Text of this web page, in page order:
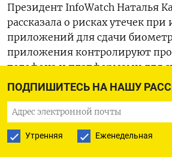
ПОДПИШИТЕСЬ НА НАШУ
Утренняя Еженедельная
Президент InfoWatch Наталья
рассказала о рисках утечек
приложений для сдачи
приложения контролируют
телефона и платформами для
поэтому они также могут
к биометрическим данным.
«Нет гарантии, что